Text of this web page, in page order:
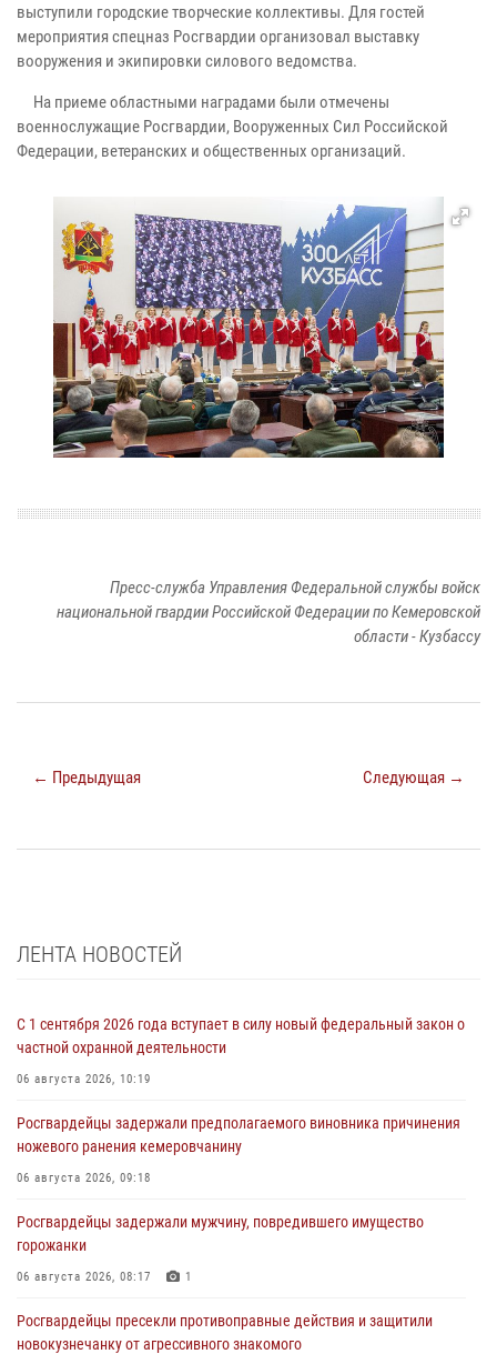
выступили городские творческие коллективы. Для гостей
мероприятия спецназ Росгвардии организовал выставку
вооружения и экипировки силового ведомства.
На приеме областными наградами были отмечены
военнослужащие Росгвардии, Вооруженных Сил Российской
Федерации, ветеранских и общественных организаций.
Пресс-служба Управления Федеральной службы войск
национальной гвардии Российской Федерации по Кемеровской
области - Кузбассу
← Предыдущая Следующая →
ЛЕНТА НОВОСТЕЙ
С 1 сентября 2026 года вступает в силу новый федеральный закон о
частной охранной деятельности
06 августа 2026, 10:19
Росгвардейцы задержали предполагаемого виновника причинения
ножевого ранения кемеровчанину
06 августа 2026, 09:18
Росгвардейцы задержали мужчину, повредившего имущество
горожанки
06 августа 2026, 08:17 1
Росгвардейцы пресекли противоправные действия и защитили
новокузнечанку от агрессивного знакомого